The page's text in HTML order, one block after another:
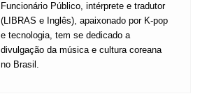
Funcionário Público, intérprete e tradutor
(LIBRAS e Inglês), apaixonado por K-pop
e tecnologia, tem se dedicado a
divulgação da música e cultura coreana
no Brasil.